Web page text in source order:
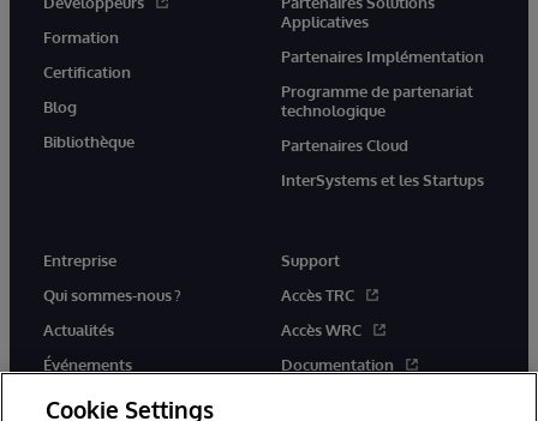
Formation
Certification
Blog
Bibliothèque
Applicatives
Partenaires Implémentation
Programme de partenariat
technologique
Partenaires Cloud
InterSystems et les Startups
Entreprise
Qui sommes-nous ?
Actualités
Événements
Rejoignez-nous
Support
Accès TRC
Accès WRC
Documentation
Cookie Settings